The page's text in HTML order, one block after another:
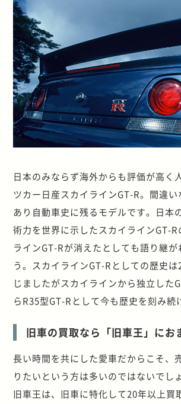
日本のみならず海外からも評価が高く
ツカー日産スカイラインGT-R。間違
あり自動車史に残るモデルです。日本
術力を世界に示したスカイラインGT-R
ラインGT-Rが消えたとしても語り継が
う。スカイラインGT-Rとしての歴史
じましたがスカイラインから独立した
らR35型GT-Rとして今も歴史を刻み続
旧車の買取なら「旧車王」にお
長い時間を共にした愛車だからこそ、
りたいという方は多いのではないでし
旧車王は、旧車に特化して20年以上買